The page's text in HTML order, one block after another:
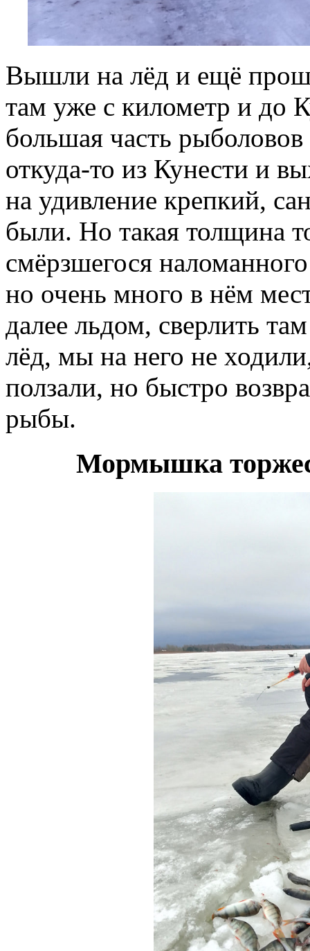
Вышли на лёд и ещё
там уже с километр и до
большая часть
откуда-то из Кунести и
на удивление крепкий,
были. Но такая толщина
смёрзшегося
но очень много в нём
далее льдом, сверлить
лёд, мы на него не
ползали, но быстро
рыбы.
Мормышка